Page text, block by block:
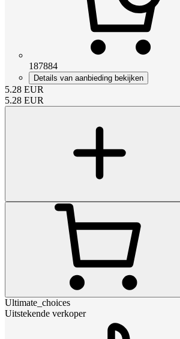
187884
Details van aanbieding bekijken
5.28 EUR
5.28 EUR
Ultimate_choices
Uitstekende verkoper